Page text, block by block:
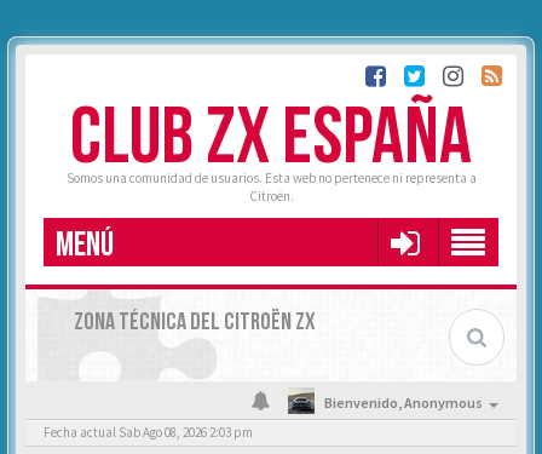
CLUB ZX ESPAÑA
Somos una comunidad de usuarios. Esta web no pertenece ni representa a
Citroën.
MENÚ
ZONA TÉCNICA DEL CITROËN ZX
Bienvenido,Anonymous
Fecha actual Sab Ago 08, 2026 2:03 pm